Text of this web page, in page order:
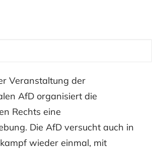
Auftritt der
Alice Weidel.
Veranstaltung der
AfD organisiert die
Rechts eine
Die AfD versucht auch in
wieder einmal, mit